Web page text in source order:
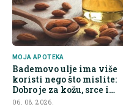
MOJA APOTEKA
Bademovo ulje ima više
koristi nego što mislite:
Dobro je za kožu, srce i
kontrolu apetita
06. 08. 2026.